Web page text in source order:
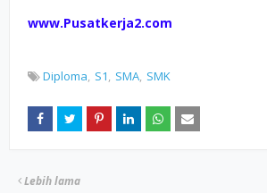
www.Pusatkerja2.com
Diploma S1 SMA SMK
Lebih lama